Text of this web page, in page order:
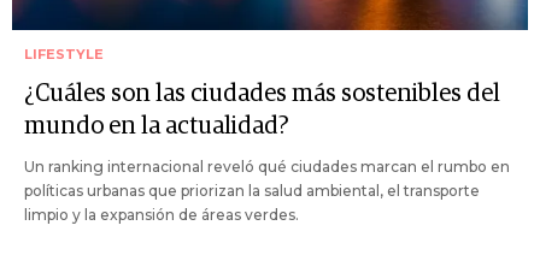
LIFESTYLE
¿Cuáles son las ciudades más sostenibles del
mundo en la actualidad?
Un ranking internacional reveló qué ciudades marcan el rumbo en
políticas urbanas que priorizan la salud ambiental, el transporte
limpio y la expansión de áreas verdes.